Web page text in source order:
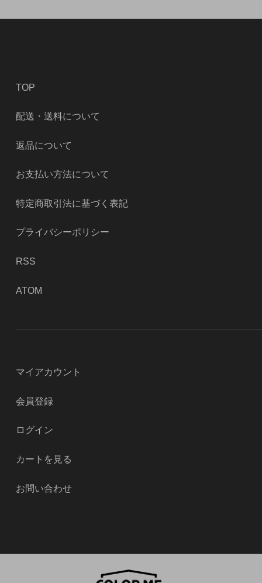
TOP
配送・送料について
返品について
お支払い方法について
特定商取引法に基づく表記
プライバシーポリシー
RSS
ATOM
マイアカウント
会員登録
ログイン
カートを見る
お問い合わせ